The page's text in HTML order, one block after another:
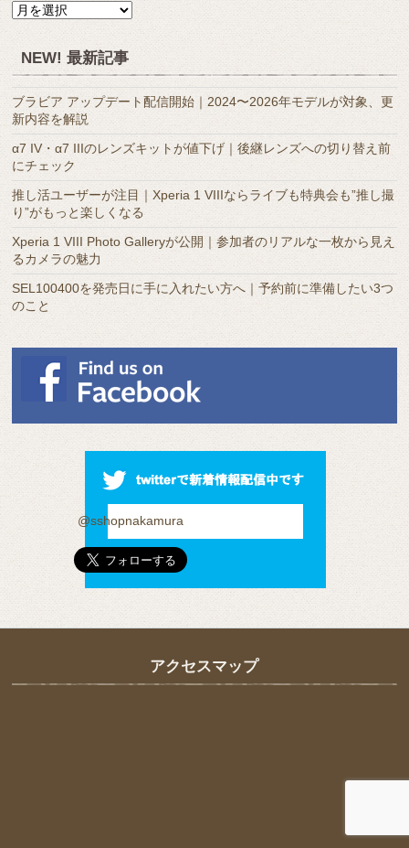
月
ー
カ
イ
ブ
NEW! 最新記事
ブラビア アップデート配信開始｜2024〜2026年モデルが対象、更
新内容を解説
α7 IV・α7 IIIのレンズキットが値下げ｜後継レンズへの切り替え前
にチェック
推し活ユーザーが注目｜Xperia 1 VIIIならライブも特典会も”推し撮
り”がもっと楽しくなる
Xperia 1 VIII Photo Galleryが公開｜参加者のリアルな一枚から見え
るカメラの魅力
SEL100400を発売日に手に入れたい方へ｜予約前に準備したい3つ
のこと
@sshopnakamura
アクセスマップ